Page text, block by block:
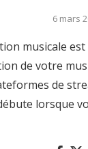
6 mars
musicale est
de votre
de
lorsque